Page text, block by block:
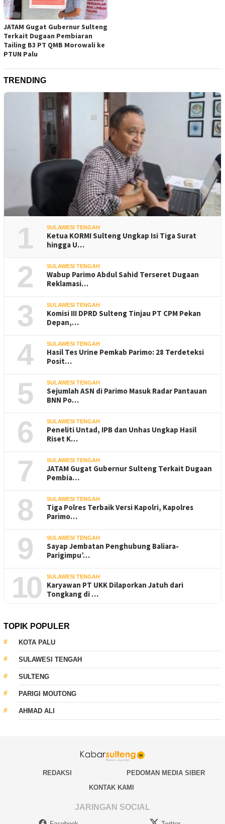
JATAM Gugat Gubernur Sulteng
Terkait Dugaan Pembiaran
Tailing B3 PT QMB Morowali ke
PTUN Palu
TRENDING
1 SULAWESI TENGAH
Ketua KORMI Sulteng Ungkap Isi Tiga Surat
hingga U…
2 SULAWESI TENGAH
Wabup Parimo Abdul Sahid Terseret Dugaan
Reklamasi…
3 SULAWESI TENGAH
Komisi III DPRD Sulteng Tinjau PT CPM Pekan
Depan,…
4 SULAWESI TENGAH
Hasil Tes Urine Pemkab Parimo: 28 Terdeteksi
Posit…
5 SULAWESI TENGAH
Sejumlah ASN di Parimo Masuk Radar Pantauan
BNN Po…
6 SULAWESI TENGAH
Peneliti Untad, IPB dan Unhas Ungkap Hasil
Riset K…
7 SULAWESI TENGAH
JATAM Gugat Gubernur Sulteng Terkait Dugaan
Pembia…
8 SULAWESI TENGAH
Tiga Polres Terbaik Versi Kapolri, Kapolres
Parimo…
9 SULAWESI TENGAH
Sayap Jembatan Penghubung Baliara-
Parigimpu’…
10 SULAWESI TENGAH
Karyawan PT UKK Dilaporkan Jatuh dari
Tongkang di …
TOPIK POPULER
KOTA PALU
SULAWESI TENGAH
SULTENG
PARIGI MOUTONG
AHMAD ALI
REDAKSI
PEDOMAN MEDIA SIBER
KONTAK KAMI
JARINGAN SOCIAL